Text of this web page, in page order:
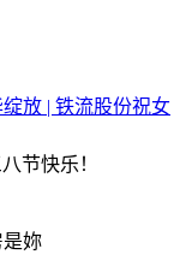
放 | 铁流股份祝女
节快乐！
妳